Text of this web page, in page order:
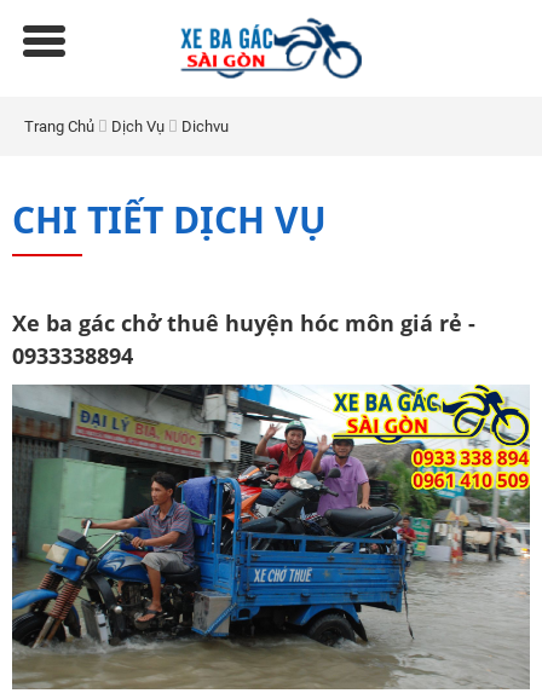
Trang Chủ Dịch Vụ Dichvu
CHI TIẾT DỊCH VỤ
Xe ba gác chở thuê huyện hóc môn giá rẻ -
0933338894